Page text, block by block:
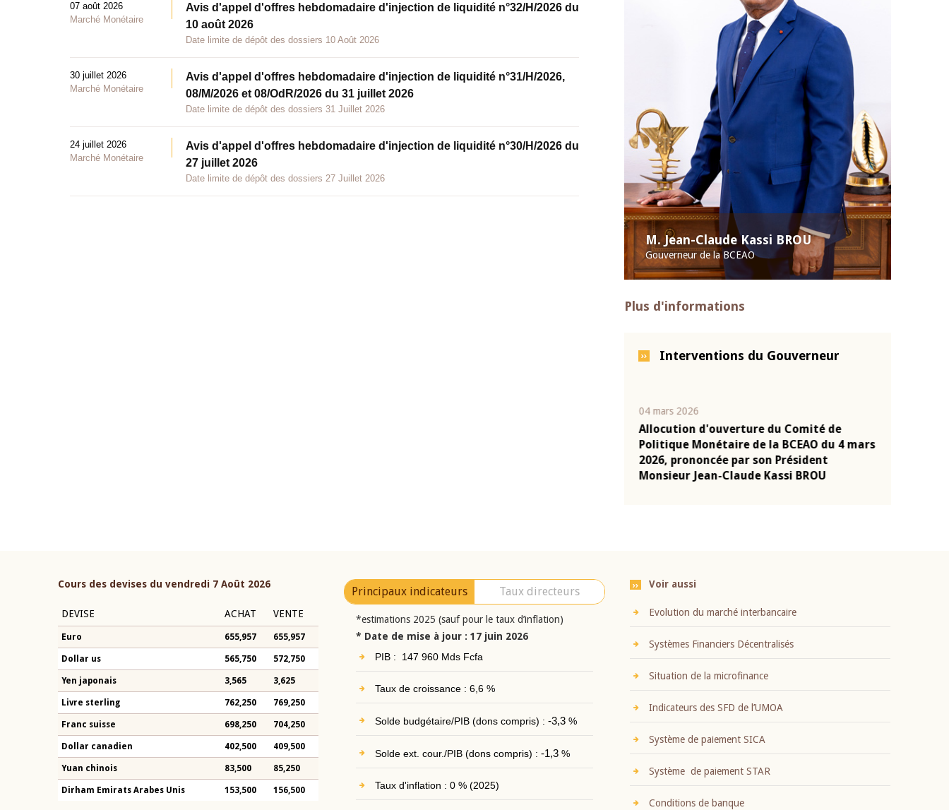
M. Jean-Claude Kassi BROU
Gouverneur de la BCEAO
Plus d'informations
Interventions du Gouverneur
04 mars 2026
Allocution d'ouverture du Comité de
Politique Monétaire de la BCEAO du 4 mars
2026, prononcée par son Président
Monsieur Jean-Claude Kassi BROU
07 août 2026
Marché Monétaire
Avis d'appel d'offres hebdomadaire d'injection de liquidité n°32/H/2026 du
10 août 2026
Date limite de dépôt des dossiers 10 Août 2026
30 juillet 2026
Marché Monétaire
Avis d'appel d'offres hebdomadaire d'injection de liquidité n°31/H/2026,
08/M/2026 et 08/OdR/2026 du 31 juillet 2026
Date limite de dépôt des dossiers 31 Juillet 2026
24 juillet 2026
Marché Monétaire
Avis d'appel d'offres hebdomadaire d'injection de liquidité n°30/H/2026 du
27 juillet 2026
Date limite de dépôt des dossiers 27 Juillet 2026
Cours des devises du vendredi 7 Août 2026
DEVISE ACHAT VENTE
Euro 655,957 655,957
Dollar us 565,750 572,750
Yen japonais 3,565 3,625
Livre sterling 762,250 769,250
Franc suisse 698,250 704,250
Dollar canadien 402,500 409,500
Yuan chinois 83,500 85,250
Dirham Emirats Arabes Unis 153,500 156,500
Principaux indicateurs Taux directeurs
*estimations 2025 (sauf pour le taux d’inflation)
* Date de mise à jour : 17 juin 2026
PIB : 147 960 Mds Fcfa
Taux de croissance : 6,6 %
Solde budgétaire/PIB (dons compris) : -3,3%
Solde ext. cour./PIB (dons compris) : -1,3%
Taux d'inflation : 0 % (2025)
Voir aussi
Evolution du marché interbancaire
Systèmes Financiers Décentralisés
Situation de la microfinance
Indicateurs des SFD de l’UMOA
Système de paiement SICA
Système de paiement STAR
Conditions de banque